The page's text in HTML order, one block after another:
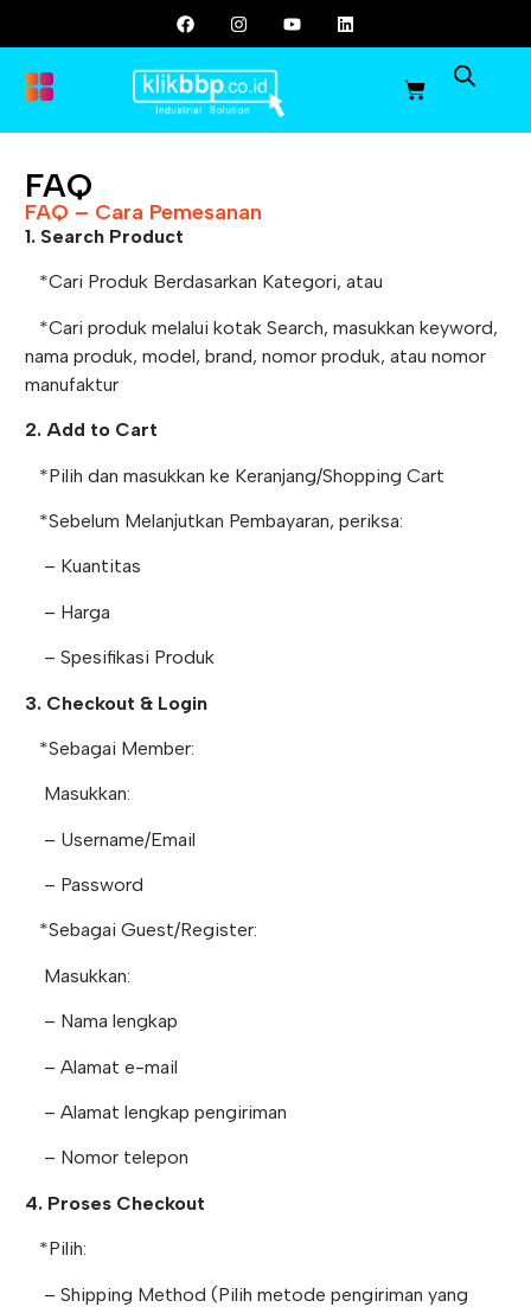
FAQ
FAQ – Cara Pemesanan
1. Search Product
*Cari Produk Berdasarkan Kategori, atau
*Cari produk melalui kotak Search, masukkan keyword,
nama produk, model, brand, nomor produk, atau nomor
manufaktur
2. Add to Cart
*Pilih dan masukkan ke Keranjang/Shopping Cart
*Sebelum Melanjutkan Pembayaran, periksa:
– Kuantitas
– Harga
– Spesifikasi Produk
3. Checkout & Login
*Sebagai Member:
Masukkan:
– Username/Email
– Password
*Sebagai Guest/Register:
Masukkan:
– Nama lengkap
– Alamat e-mail
– Alamat lengkap pengiriman
– Nomor telepon
4. Proses Checkout
*Pilih:
– Shipping Method (Pilih metode pengiriman yang